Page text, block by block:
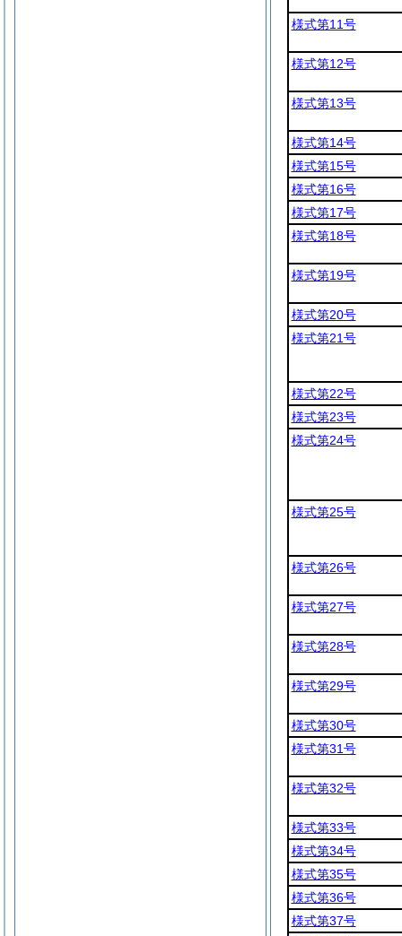
様式第11号
様式第12号
様式第13号
様式第14号
様式第15号
様式第16号
様式第17号
様式第18号
様式第19号
様式第20号
様式第21号
様式第22号
様式第23号
様式第24号
様式第25号
様式第26号
様式第27号
様式第28号
様式第29号
様式第30号
様式第31号
様式第32号
様式第33号
様式第34号
様式第35号
様式第36号
様式第37号